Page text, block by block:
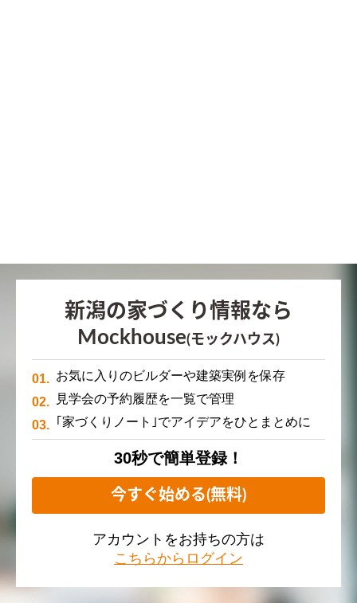
新潟の家づくり情報なら
Mockhouse(モックハウス)
お気に入りのビルダーや建築実例を保存
見学会の予約履歴を一覧で管理
｢家づくりノート｣でアイデアをひとまとめに
30秒で簡単登録！
今すぐ始める(無料)
アカウントをお持ちの方は
こちらからログイン